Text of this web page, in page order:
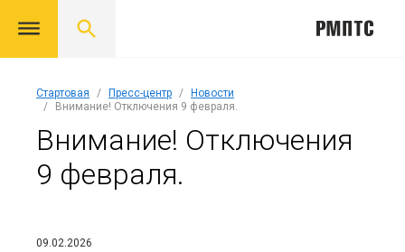
Стартовая Пресс-центр
Новости
Внимание! Отключения 9 февраля.
Внимание! Отключения
9 февраля.
09.02.2026